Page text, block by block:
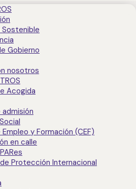
Sostenible
Gobierno
nosotros
Acogida
y Formación (CEF)
en calle
Protección Internacional